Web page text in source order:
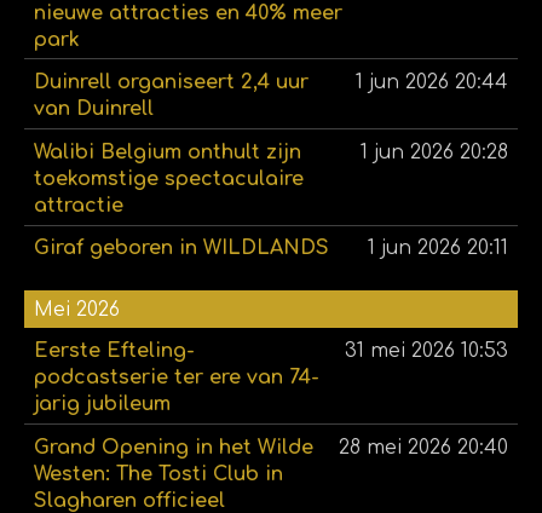
nieuwe attracties en 40% meer
park
Duinrell organiseert 2,4 uur
van Duinrell
1 jun 2026 20:44
Walibi Belgium onthult zijn
toekomstige spectaculaire
attractie
1 jun 2026 20:28
Giraf geboren in WILDLANDS 1 jun 2026 20:11
Mei 2026
Eerste Efteling-
podcastserie ter ere van 74-
jarig jubileum
31 mei 2026 10:53
Grand Opening in het Wilde
Westen: The Tosti Club in
Slagharen officieel
28 mei 2026 20:40